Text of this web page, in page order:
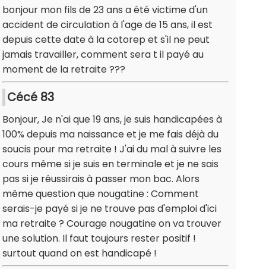
bonjour mon fils de 23 ans a été victime d'un
accident de circulation à l'age de 15 ans, il est
depuis cette date à la cotorep et s'il ne peut
jamais travailler, comment sera t il payé au
moment de la retraite ???
Cécé 83
Bonjour, Je n'ai que 19 ans, je suis handicapées à
100% depuis ma naissance et je me fais déjà du
soucis pour ma retraite ! J'ai du mal à suivre les
cours même si je suis en terminale et je ne sais
pas si je réussirais à passer mon bac. Alors
même question que nougatine : Comment
serais-je payé si je ne trouve pas d'emploi d'ici
ma retraite ? Courage nougatine on va trouver
une solution. Il faut toujours rester positif !
surtout quand on est handicapé !